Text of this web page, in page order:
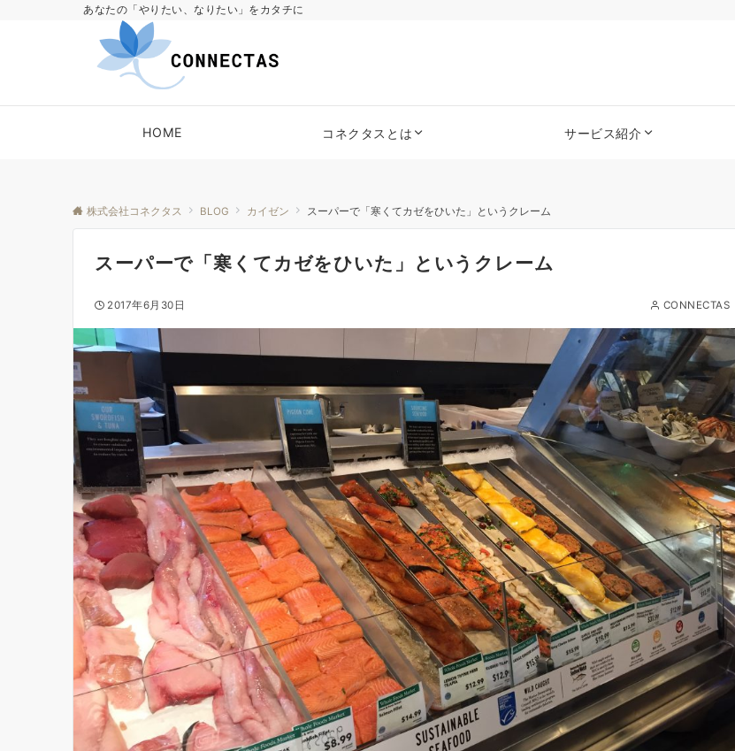
あなたの「やりたい、なりたい」をカタチに
HOME コネクタスとは サービス紹介
株式会社コネクタス BLOG カイゼン スーパーで「寒くてカゼをひいた」というクレーム
スーパーで「寒くてカゼをひいた」というクレーム
2017年6月30日 CONNECTAS